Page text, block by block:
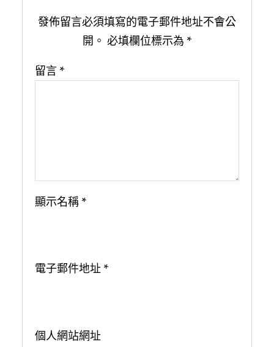
發佈留言必須填寫的電子郵件地址不會公
開。 必填欄位標示為 *
留言 *
顯示名稱 *
電子郵件地址 *
個人網站網址